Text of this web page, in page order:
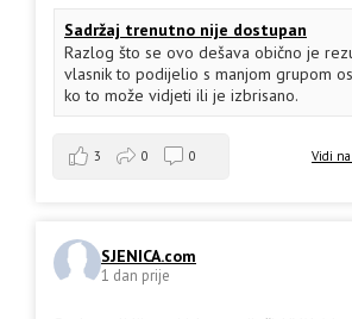
Sadržaj trenutno nije dostupan
Razlog što se ovo dešava obično je
vlasnik to podijelio s manjom grupom
ko to može vidjeti ili je izbrisano.
Vidi na
3 0 0
SJENICA.com
1 dan prije